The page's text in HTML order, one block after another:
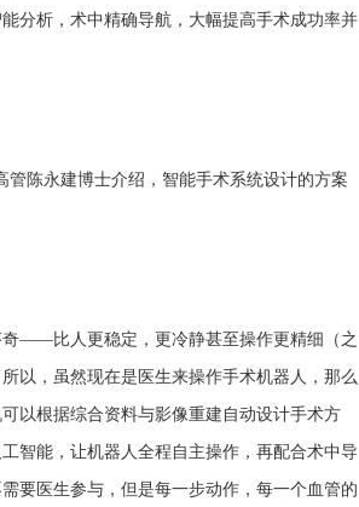
分析，术中精确导航，大幅提高手术成功率并
陈永建博士介绍，智能手术系统设计的方案
——比人更稳定，更冷静甚至操作更精细（之
以，虽然现在是医生来操作手术机器人，那么
以根据综合资料与影像重建自动设计手术方
智能，让机器人全程自主操作，再配合术中导
要医生参与，但是每一步动作，每一个血管的